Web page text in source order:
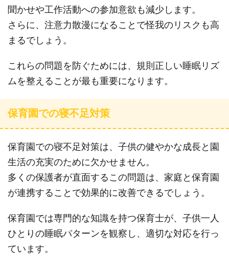
聞かせや工作活動への参加意欲も減少します。
さらに、注意力散漫になることで怪我のリスクも高
まるでしょう。
これらの問題を防ぐためには、規則正しい睡眠リズ
ムを整えることが最も重要になります。
保育園での寝不足対策
保育園での寝不足対策は、子供の健やかな成長と園
生活の充実のために欠かせません。
多くの保護者が直面するこの問題は、家庭と保育園
が連携することで効果的に改善できるでしょう。
保育園では専門的な知識を持つ保育士が、子供一人
ひとりの睡眠パターンを観察し、適切な対応を行っ
ています。